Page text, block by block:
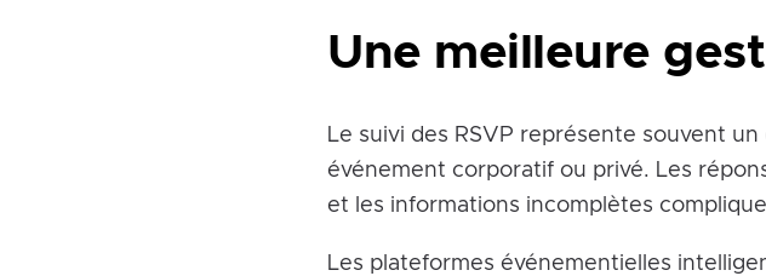
Une meilleure
Le suivi des RSVP représente souvent
événement corporatif ou privé. Les
et les informations incomplètes
Les plateformes événementielles